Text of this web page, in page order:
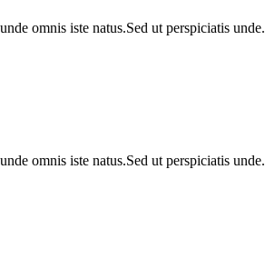
omnis iste natus.Sed ut perspiciatis unde.
omnis iste natus.Sed ut perspiciatis unde.